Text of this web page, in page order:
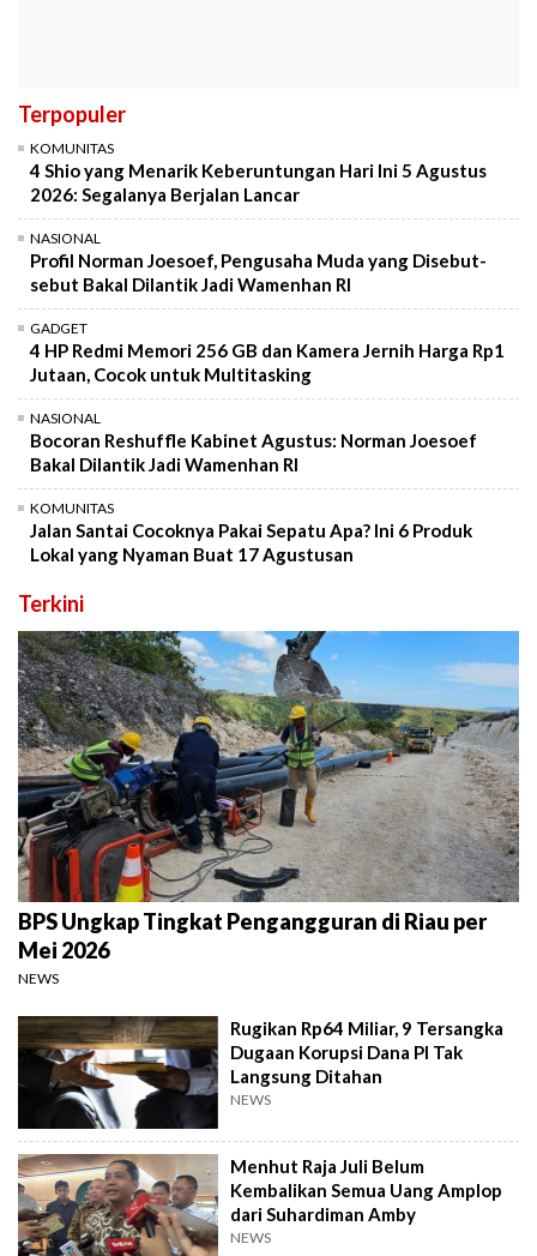
Terpopuler
KOMUNITAS
4 Shio yang Menarik Keberuntungan Hari Ini 5 Agustus
2026: Segalanya Berjalan Lancar
NASIONAL
Profil Norman Joesoef, Pengusaha Muda yang Disebut-
sebut Bakal Dilantik Jadi Wamenhan RI
GADGET
4 HP Redmi Memori 256 GB dan Kamera Jernih Harga Rp1
Jutaan, Cocok untuk Multitasking
NASIONAL
Bocoran Reshuffle Kabinet Agustus: Norman Joesoef
Bakal Dilantik Jadi Wamenhan RI
KOMUNITAS
Jalan Santai Cocoknya Pakai Sepatu Apa? Ini 6 Produk
Lokal yang Nyaman Buat 17 Agustusan
Terkini
BPS Ungkap Tingkat Pengangguran di Riau per
Mei 2026
NEWS
Rugikan Rp64 Miliar, 9 Tersangka
Dugaan Korupsi Dana PI Tak
Langsung Ditahan
NEWS
Menhut Raja Juli Belum
Kembalikan Semua Uang Amplop
dari Suhardiman Amby
NEWS